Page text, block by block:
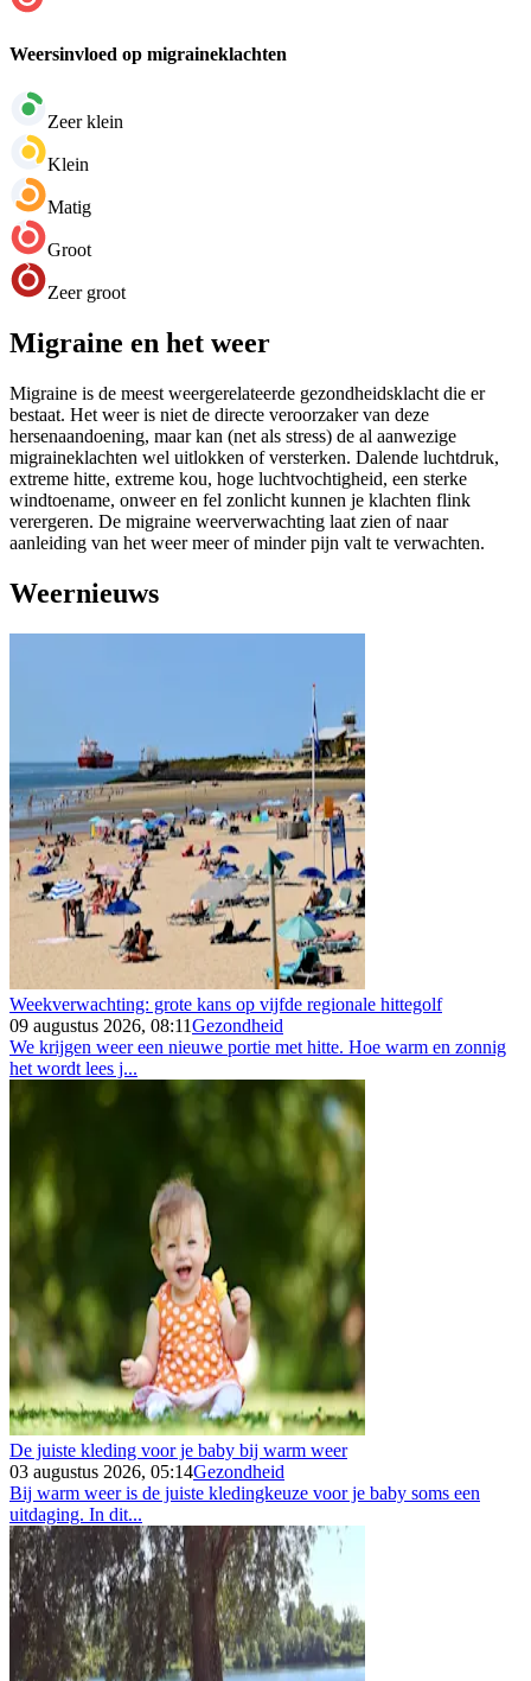
Weersinvloed op migraineklachten
Zeer klein
Klein
Matig
Groot
Zeer groot
Migraine en het weer
Migraine is de meest weergerelateerde gezondheidsklacht die er
bestaat. Het weer is niet de directe veroorzaker van deze
hersenaandoening, maar kan (net als stress) de al aanwezige
migraineklachten wel uitlokken of versterken. Dalende luchtdruk,
extreme hitte, extreme kou, hoge luchtvochtigheid, een sterke
windtoename, onweer en fel zonlicht kunnen je klachten flink
verergeren. De migraine weerverwachting laat zien of naar
aanleiding van het weer meer of minder pijn valt te verwachten.
Weernieuws
Weekverwachting: grote kans op vijfde regionale hittegolf
09 augustus 2026, 08:11Gezondheid
We krijgen weer een nieuwe portie met hitte. Hoe warm en zonnig
het wordt lees j...
De juiste kleding voor je baby bij warm weer
03 augustus 2026, 05:14Gezondheid
Bij warm weer is de juiste kledingkeuze voor je baby soms een
uitdaging. In dit...